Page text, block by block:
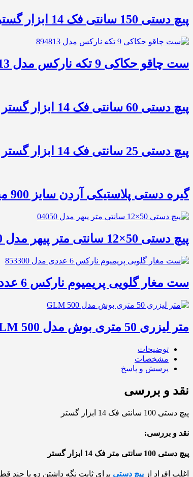
پیچ دستی 150 سانتی فک 14 ابزار گستر
ست چاقو حکاکی 9 تکه نارکس مدل 894813
پیچ دستی 60 سانتی فک 14 ابزار گستر
پیچ دستی 25 سانتی فک 14 ابزار گستر
گیره دستی پلاستیکی آردن سایز 900 میلی‌متر مدل EC-36
پیچ دستی 50×12 سانتی متر پیهر مدل 04050
ست مغار گلویی پریمیوم نارکس 6 عددی مدل 853300
متر لیزری 50 متری بوش مدل GLM 500‎
توضیحات
مشخصات
پرسش و پاسخ
نقد و بررسی
پیچ دستی 100 سانتی فک 14 ابزار گستر
نقد و بررسی:
پیچ دستی 100 سانتی متر فک 14 ابزار گستر
اغلب افراد از پیچ دستی برای ثابت نگه داشتن دو یا چند